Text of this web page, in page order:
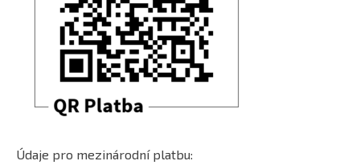
Údaje pro mezinárodní platbu: